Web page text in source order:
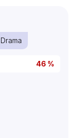
Drama
46 %